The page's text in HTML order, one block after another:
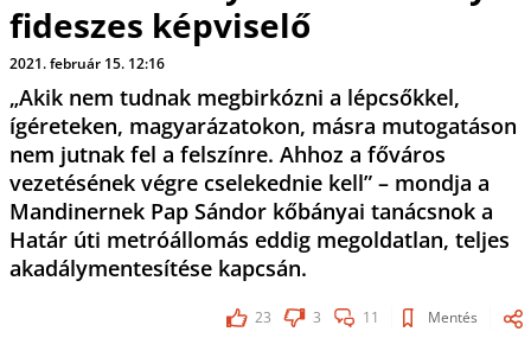
fideszes képviselő
2021. február 15. 12:16
„Akik nem tudnak megbirkózni a lépcsőkkel,
ígéreteken, magyarázatokon, másra mutogatáson
nem jutnak fel a felszínre. Ahhoz a főváros
vezetésének végre cselekednie kell” – mondja a
Mandinernek Pap Sándor kőbányai tanácsnok a
Határ úti metróállomás eddig megoldatlan, teljes
akadálymentesítése kapcsán.
23 3 11 Mentés